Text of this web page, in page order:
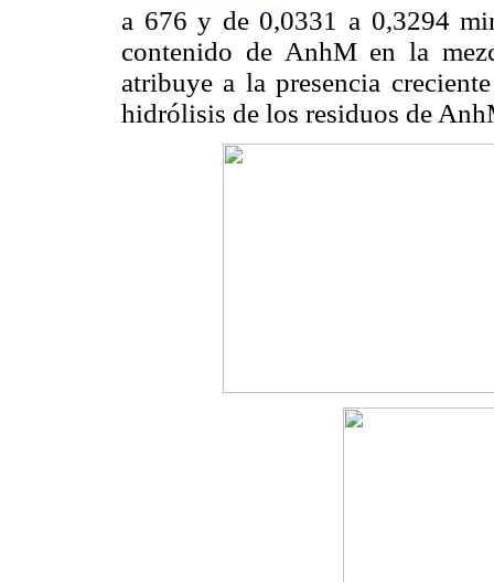
a 676 y de 0,0331 a 0,3294
contenido de AnhM en la
atribuye a la presencia
hidrólisis de los residuos de